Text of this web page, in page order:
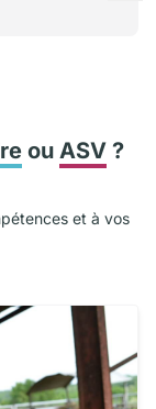
ou ASV ?
et à vos